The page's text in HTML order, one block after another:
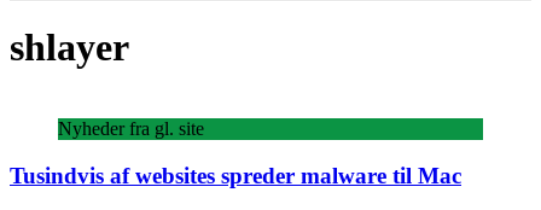
shlayer
Nyheder fra gl. site
Tusindvis af websites spreder malware til Mac